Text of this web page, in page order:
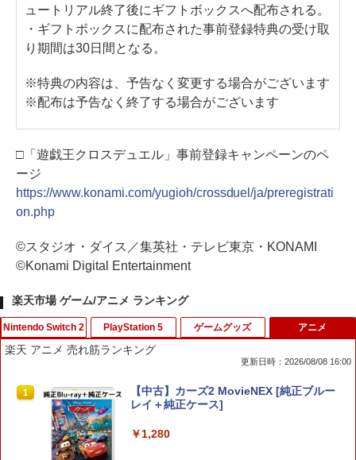
ュートリアル終了後にギフトボックスへ配布される。
・ギフトボックスに配布された事前登録特典の受け取
り期間は30日間となる。
※特典の内容は、予告なく変更する場合がございます
※配布は予告なく終了する場合がございます
□「遊戯王クロスデュエル」事前登録キャンペーンのペ
ージ
https://www.konami.com/yugioh/crossduel/ja/preregistrati
on.php
©スタジオ・ダイス／集英社・テレビ東京・KONAMI
©Konami Digital Entertainment
楽天市場 ゲーム/アニメ ランキング
Nintendo Switch 2
1
【特典】ファイナルファンタジー レゾナ
ンス Switch2版(【初回封入特典】魔導
し騎士のスタートダッシュパック)
PlayStation 5
1
CYBER ・ ブルーレイレンズクリーナー
パワフル湿式タイプ ( PS5 / PS4 用)
￥1,776
ゲームグッズ
1 【中古】ルイージマンション
アニメ
楽天 アニメ 売れ筋ランキング
更新日時：2026/08/08 16:00
1
【中古】カーズ2 MovieNEX [純正ブルー
レイ＋純正ケース]
￥1,280